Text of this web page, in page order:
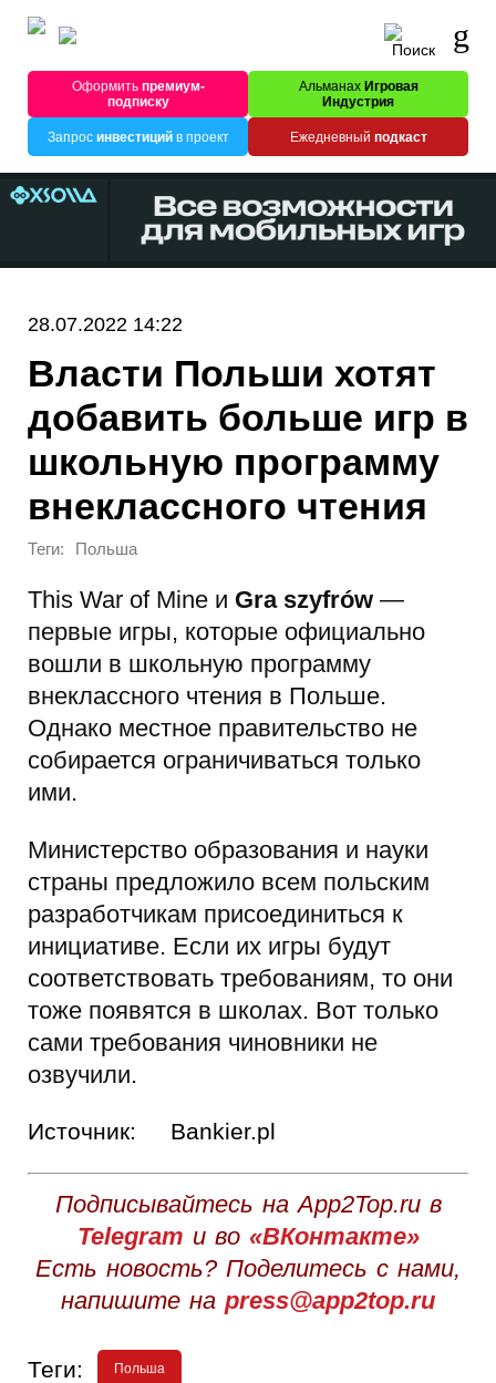
Оформитьпремиум-
подписку
Альманах Игровая
Индустрия
Запрос инвестицийв проект Ежедневный подкаст
28.07.2022 14:22
Власти Польши хотят
добавить больше игр в
школьную программу
внеклассного чтения
Теги: Польша
This War of Mine и Gra szyfrów —
первые игры, которые официально
вошли в школьную программу
внеклассного чтения в Польше.
Однако местное правительство не
собирается ограничиваться только
ими.
Министерство образования и науки
страны предложило всем польским
разработчикам присоединиться к
инициативе. Если их игры будут
соответствовать требованиям, то они
тоже появятся в школах. Вот только
сами требования чиновники не
озвучили.
Источник: Bankier.pl
Подписывайтесь на App2Top.ru в
Telegram и во «ВКонтакте»
Есть новость? Поделитесь с нами,
напишите на press@app2top.ru
Теги: Польша